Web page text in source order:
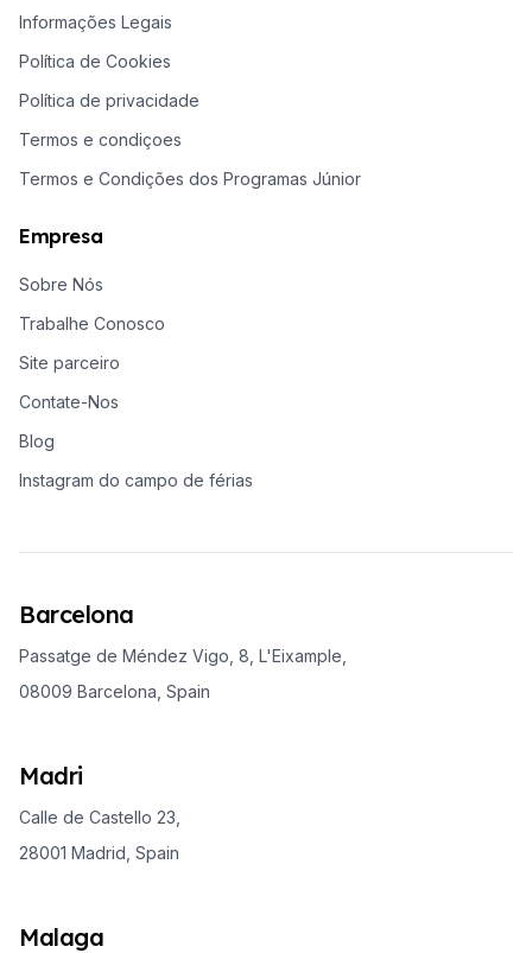
Informações Legais
Política de Cookies
Política de privacidade
Termos e condiçoes
Termos e Condições dos Programas Júnior
Empresa
Sobre Nós
Trabalhe Conosco
Site parceiro
Contate-Nos
Blog
Instagram do campo de férias
Barcelona
Passatge de Méndez Vigo, 8, L'Eixample,
08009 Barcelona, Spain
Madri
Calle de Castello 23,
28001 Madrid, Spain
Malaga